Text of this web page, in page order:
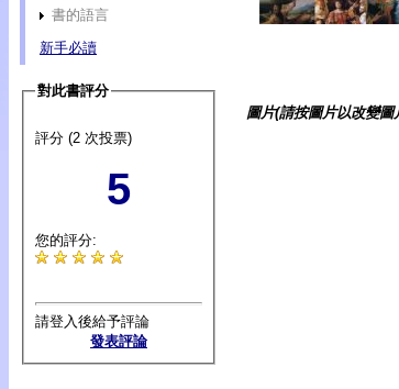
書的語言
新手必讀
對此書評分
評分 (2 次投票)
5
您的評分:
請登入後給予評論
發表評論
圖片(請按圖片以改變圖